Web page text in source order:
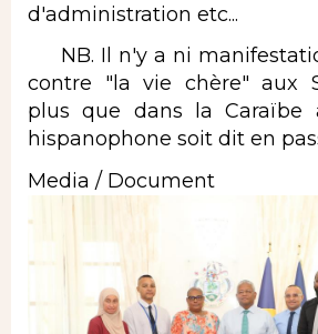
d'administration etc...
NB. Il n'y a ni
contre "la vie chère" aux
plus que dans la Caraïbe
hispanophone soit dit en
Media / Document